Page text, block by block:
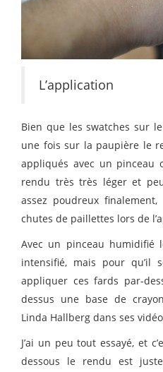
L’application
Bien que les swatches sur
une fois sur la paupière le
appliqués avec un pinceau
rendu très très léger et
assez poudreux
chutes de paillettes lors de
Avec un pinceau
intensifié, mais pour qu’il
appliquer ces fards par-
dessus une base de
Linda Hallberg dans ses
J’ai un peu tout essayé, et
dessous le rendu est